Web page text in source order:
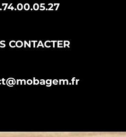
CONTACTER